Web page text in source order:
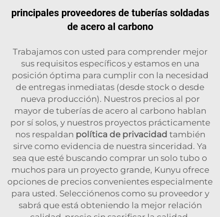
principales proveedores de tuberías soldadas
de acero al carbono
Trabajamos con usted para comprender mejor
sus requisitos específicos y estamos en una
posición óptima para cumplir con la necesidad
de entregas inmediatas (desde stock o desde
nueva producción). Nuestros precios al por
mayor de tuberías de acero al carbono hablan
por sí solos, y nuestros proyectos prácticamente
nos respaldan política de privacidad también
sirve como evidencia de nuestra sinceridad. Ya
sea que esté buscando comprar un solo tubo o
muchos para un proyecto grande, Kunyu ofrece
opciones de precios convenientes especialmente
para usted. Selecciónenos como su proveedor y
sabrá que está obteniendo la mejor relación